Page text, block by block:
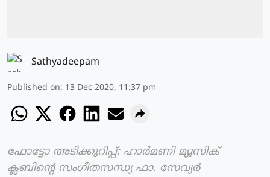
Sathyadeepam
Published on: 13 Dec 2020, 11:37 pm
ഫോട്ടോ അടിക്കുറിപ്പ്: ഹാര്‍മണി മ്യൂസിക്
ക്ലബിന്റെ സംഗീതസന്ധ്യ ഫാ. സേവ്യര്‍